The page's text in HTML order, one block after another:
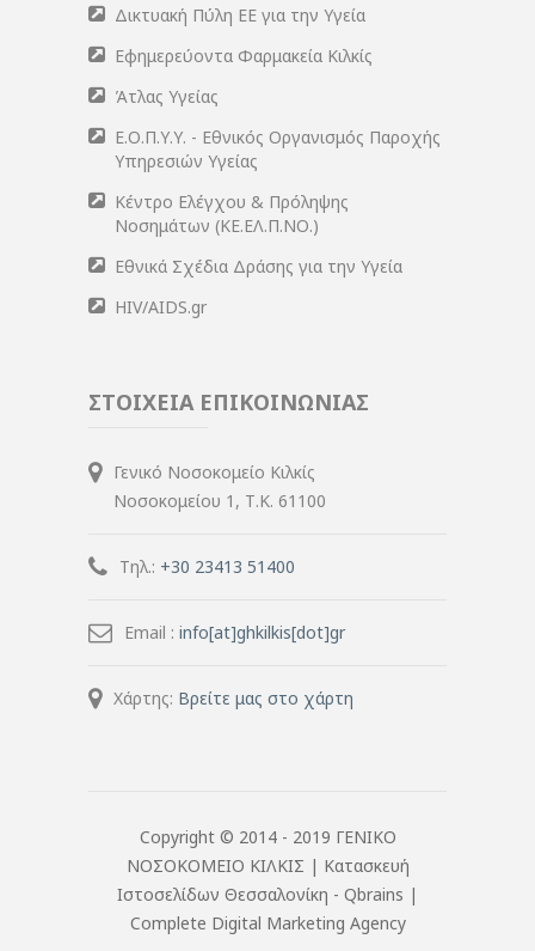
Δικτυακή Πύλη ΕΕ για την Υγεία
Εφημερεύοντα Φαρμακεία Κιλκίς
Άτλας Υγείας
Ε.Ο.Π.Υ.Υ. - Εθνικός Οργανισμός Παροχής
Υπηρεσιών Υγείας
Κέντρο Ελέγχου & Πρόληψης
Νοσημάτων (ΚΕ.ΕΛ.Π.ΝΟ.)
Εθνικά Σχέδια Δράσης για την Υγεία
HIV/AIDS.gr
ΣΤΟΙΧΕΙΑ ΕΠΙΚΟΙΝΩΝΙΑΣ
Γενικό Νοσοκομείο Κιλκίς
Νοσοκομείου 1, Τ.Κ. 61100
Τηλ.: +30 23413 51400
Email : info[at]ghkilkis[dot]gr
Χάρτης: Βρείτε μας στο χάρτη
Copyright © 2014 - 2019 ΓΕΝΙΚΟ
ΝΟΣΟΚΟΜΕΙΟ ΚΙΛΚΙΣ | Κατασκευή
Ιστοσελίδων Θεσσαλονίκη - Qbrains |
Complete Digital Marketing Agency